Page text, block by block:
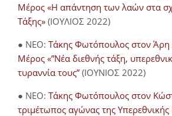
Μέρος «Η απάντηση των λαών στα
Τάξης» (ΙΟΥΛΙΟΣ 2022)
● NEO: Τάκης Φωτόπουλος στον
Μέρος «”Νέα διεθνής τάξη,
τυραννία τους” (ΙΟΥΝΙΟΣ 2022)
● NEO: Τάκης Φωτόπουλος στον
τριμέτωπος αγώνας της Υπερεθνικής